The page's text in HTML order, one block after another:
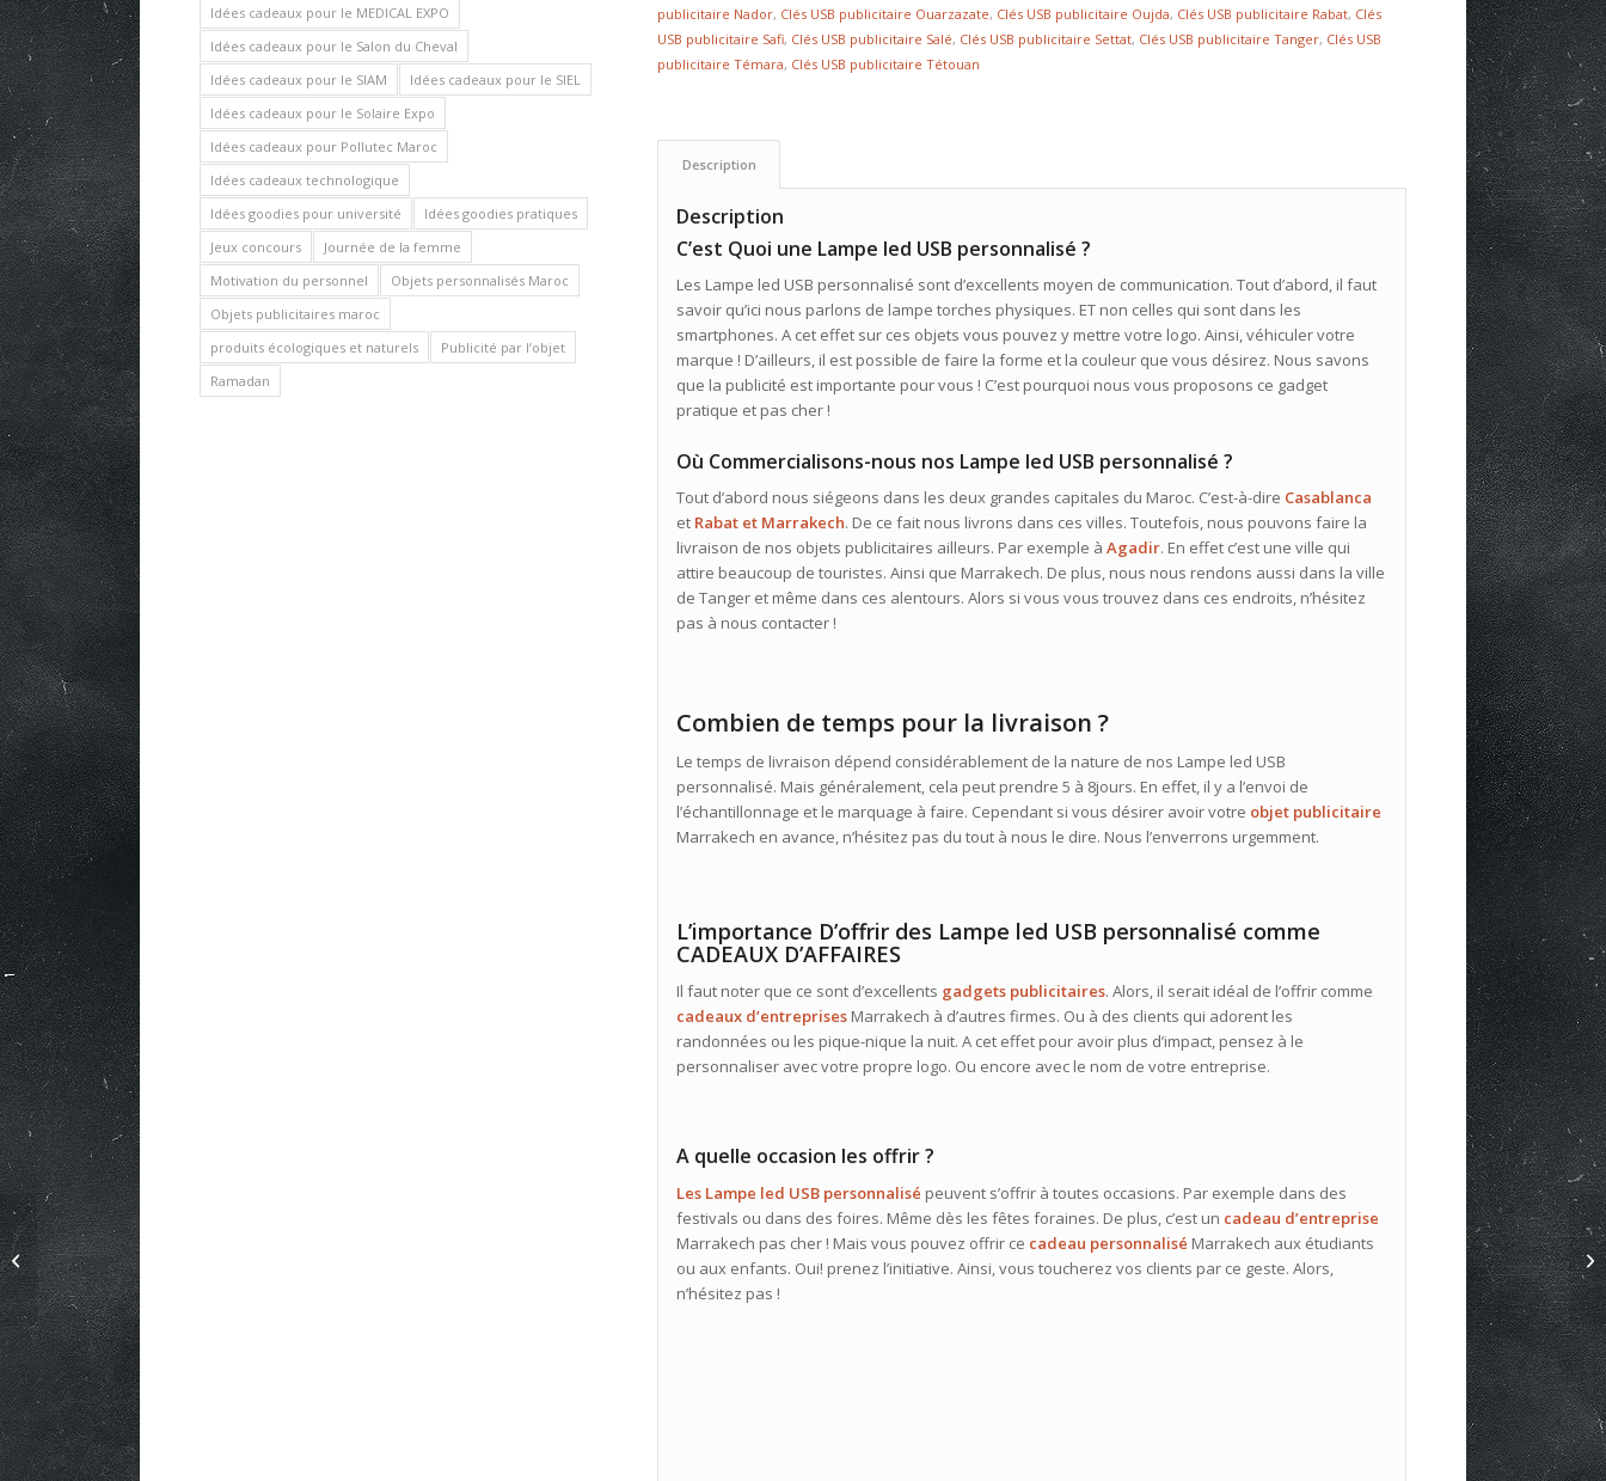
Idées cadeaux pour le MEDICAL EXPO
Idées cadeaux pour le Salon du Cheval
Idées cadeaux pour le SIAM
Idées cadeaux pour le SIEL
Idées cadeaux pour le Solaire Expo
Idées cadeaux pour Pollutec Maroc
Idées cadeaux technologique
Idées goodies pour université
Idées goodies pratiques
Jeux concours
Journée de la femme
Motivation du personnel
Objets personnalisés Maroc
Objets publicitaires maroc
produits écologiques et naturels
Publicité par l’objet
Ramadan
publicitaire Nador, Clés USB publicitaire Ouarzazate, Clés USB publicitaire Oujda, Clés USB publicitaire Rabat, Clés
USB publicitaire Safi, Clés USB publicitaire Salé, Clés USB publicitaire Settat, Clés USB publicitaire Tanger, Clés USB
publicitaire Témara, Clés USB publicitaire Tétouan
Description
Description
C’est Quoi une Lampe led USB personnalisé ?
Les Lampe led USB personnalisé sont d’excellents moyen de communication. Tout d’abord, il faut
savoir qu’ici nous parlons de lampe torches physiques. ET non celles qui sont dans les
smartphones. A cet effet sur ces objets vous pouvez y mettre votre logo. Ainsi, véhiculer votre
marque ! D’ailleurs, il est possible de faire la forme et la couleur que vous désirez. Nous savons
que la publicité est importante pour vous ! C’est pourquoi nous vous proposons ce gadget
pratique et pas cher !
Où Commercialisons-nous nos Lampe led USB personnalisé ?
Tout d’abord nous siégeons dans les deux grandes capitales du Maroc. C’est-à-dire Casablanca
et Rabat et Marrakech. De ce fait nous livrons dans ces villes. Toutefois, nous pouvons faire la
livraison de nos objets publicitaires ailleurs. Par exemple àAgadir. En effet c’est une ville qui
attire beaucoup de touristes. Ainsi que Marrakech. De plus, nous nous rendons aussi dans la ville
de Tanger et même dans ces alentours. Alors si vous vous trouvez dans ces endroits, n’hésitez
pas à nous contacter !
Combien de temps pour la livraison ?
Le temps de livraison dépend considérablement de la nature de nos Lampe led USB
personnalisé. Mais généralement, cela peut prendre 5 à 8jours. En effet, il y a l’envoi de
l’échantillonnage et le marquage à faire. Cependant si vous désirer avoir votre objet publicitaire
Marrakech en avance, n’hésitez pas du tout à nous le dire. Nous l’enverrons urgemment.
L’importance D’offrir des Lampe led USB personnalisé comme
CADEAUX D’AFFAIRES
Il faut noter que ce sont d’excellents gadgets publicitaires. Alors, il serait idéal de l’offrir comme
cadeaux d’entreprises Marrakech à d’autres firmes. Ou à des clients qui adorent les
randonnées ou les pique-nique la nuit. A cet effet pour avoir plus d’impact, pensez à le
personnaliser avec votre propre logo. Ou encore avec le nom de votre entreprise.
A quelle occasion les offrir ?
Les Lampe led USB personnalisé peuvent s’offrir à toutes occasions. Par exemple dans des
festivals ou dans des foires. Même dès les fêtes foraines. De plus, c’est un cadeau d’entreprise
Marrakech pas cher ! Mais vous pouvez offrir ce cadeau personnalisé Marrakech aux étudiants
ou aux enfants. Oui! prenez l’initiative. Ainsi, vous toucherez vos clients par ce geste. Alors,
n’hésitez pas !
Vr box personnalisé
Marrakech